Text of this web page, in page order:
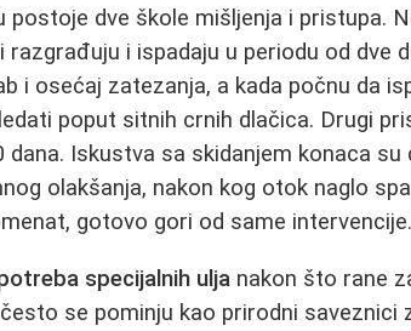
postoje dve škole mišljenja i pristupa.
i ispadaju u periodu od dve
i osećaj zatezanja, a kada počnu da
poput sitnih crnih dlačica. Drugi
dana. Iskustva sa skidanjem konaca
olakšanja, nakon kog otok naglo
gotovo gori od same intervencije.
specijalnih ulja nakon što rane
se pominju kao prirodni saveznici